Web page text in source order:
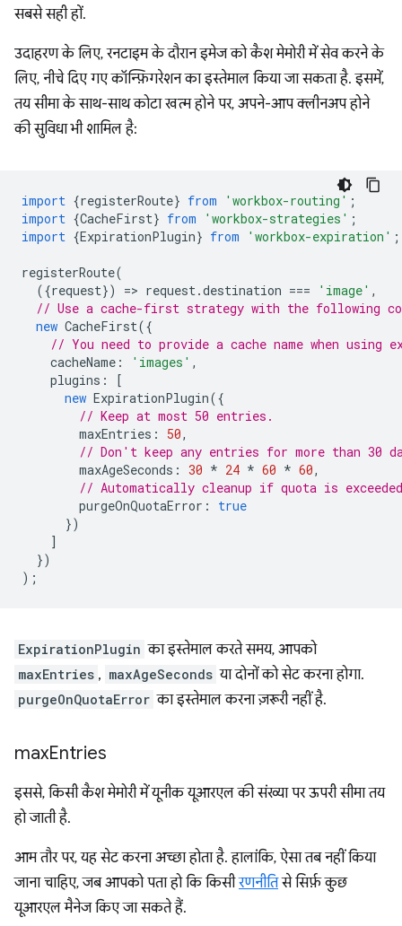
सबसे सही हों.
उदाहरण के लिए, रनटाइम के दौरान इमेज को कैश मेमोरी में सेव करने के
लिए, नीचे दिए गए कॉन्फ़िगरेशन का इस्तेमाल किया जा सकता है. इसमें,
तय सीमा के साथ-साथ कोटा खत्म होने पर, अपने-आप क्लीनअप होने
की सुविधा भी शामिल है:
import {registerRoute} from 'workbox-routing' ;
import {CacheFirst} from 'workbox-strategies' ;
import {ExpirationPlugin} from 'workbox-expiration' ;
registerRoute(
({request}) => request.destination === 'image' ,
// Use a cache-first strategy with the following
new CacheFirst({
// You need to provide a cache name when using
cacheName : 'images' ,
plugins :
[
new ExpirationPlugin({
// Keep at most 50 entries.
maxEntries : 50,
// Don't keep any entries for more than 30
maxAgeSeconds : 30 * 24 * 60 * 60,
// Automatically cleanup if quota is
purgeOnQuotaError :
true
})
]
})
);
ExpirationPlugin का इस्तेमाल करते समय, आपको
maxEntries , maxAgeSeconds या दोनों को सेट करना होगा.
purgeOnQuotaError का इस्तेमाल करना ज़रूरी नहीं है.
maxEntries
इससे, किसी कैश मेमोरी में यूनीक यूआरएल की संख्या पर ऊपरी सीमा तय
हो जाती है.
आम तौर पर, यह सेट करना अच्छा होता है. हालांकि, ऐसा तब नहीं किया
जाना चाहिए, जब आपको पता हो कि किसीरणनीतिसे सिर्फ़ कुछ
यूआरएल मैनेज किए जा सकते हैं.